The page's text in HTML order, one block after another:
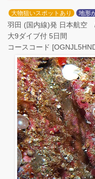
大物狙いスポットあり 地形
羽田 (国内線)発 日本航
大9ダイブ付 5日間
コースコード